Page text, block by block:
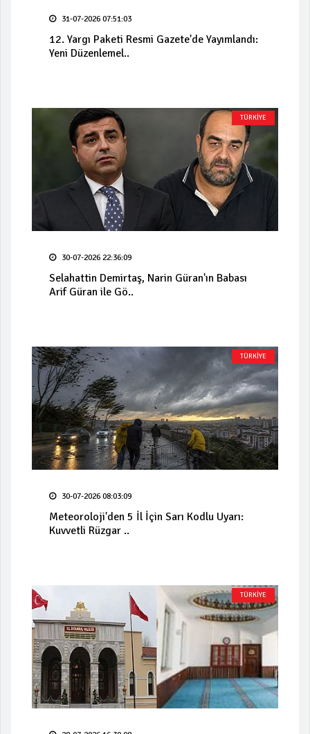
31-07-2026 07:51:03
12. Yargı Paketi Resmi Gazete'de Yayımlandı:
Yeni Düzenlemel..
TÜRKİYE
30-07-2026 22:36:09
Selahattin Demirtaş, Narin Güran'ın Babası
Arif Güran ile Gö..
TÜRKİYE
30-07-2026 08:03:09
Meteoroloji'den 5 İl İçin Sarı Kodlu Uyarı:
Kuvvetli Rüzgar ..
TÜRKİYE